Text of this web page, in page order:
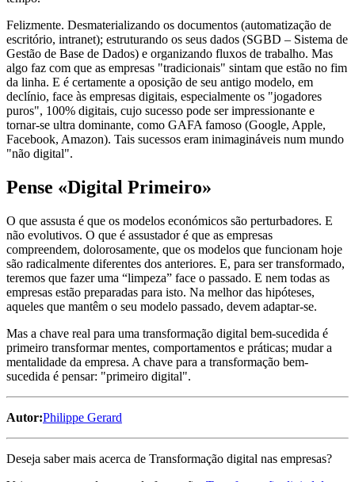
Felizmente. Desmaterializando os documentos (automatização de
escritório, intranet); estruturando os seus dados (SGBD – Sistema de
Gestão de Base de Dados) e organizando fluxos de trabalho. Mas
algo faz com que as empresas "tradicionais" sintam que estão no fim
da linha. E é certamente a oposição de seu antigo modelo, em
declínio, face às empresas digitais, especialmente os "jogadores
puros", 100% digitais, cujo sucesso pode ser impressionante e
tornar-se ultra dominante, como GAFA famoso (Google, Apple,
Facebook, Amazon). Tais sucessos eram inimagináveis num mundo
"não digital".
Pense «Digital Primeiro»
O que assusta é que os modelos económicos são perturbadores. E
não evolutivos. O que é assustador é que as empresas
compreendem, dolorosamente, que os modelos que funcionam hoje
são radicalmente diferentes dos anteriores. E, para ser transformado,
teremos que fazer uma “limpeza” face o passado. E nem todas as
empresas estão preparadas para isto. Na melhor das hipóteses,
aqueles que mantêm o seu modelo passado, devem adaptar-se.
Mas a chave real para uma transformação digital bem-sucedida é
primeiro transformar mentes, comportamentos e práticas; mudar a
mentalidade da empresa. A chave para a transformação bem-
sucedida é pensar: "primeiro digital".
Autor:Philippe Gerard
Deseja saber mais acerca de Transformação digital nas empresas?